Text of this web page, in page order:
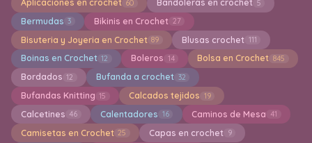
Aplicaciones en crochet 60 Bandoleras en crochet 5
Bermudas 3 Bikinis en Crochet 27
Bisuteria y Joyeria en Crochet 89 Blusas crochet 111
Boinas en Crochet 12 Boleros 14 Bolsa en Crochet 845
Bordados 12 Bufanda a crochet 32
Bufandas Knitting 15 Calcados tejidos 19
Calcetines 46 Calentadores 16 Caminos de Mesa 41
Camisetas en Crochet 25 Capas en crochet 9